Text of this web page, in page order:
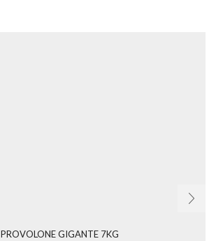
PROVOLONE GIGANTE 7KG